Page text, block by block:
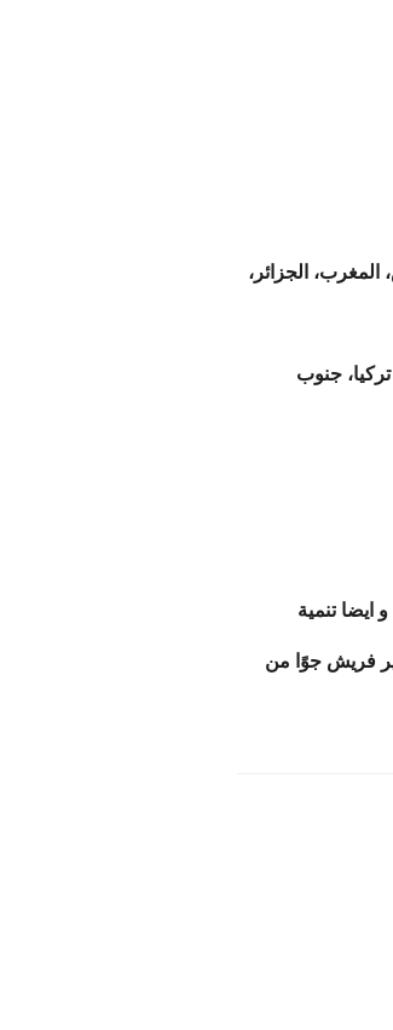
المغرب، الجزائر،
تركيا، جنوب
ايضا تنمية
فريش جوًا من